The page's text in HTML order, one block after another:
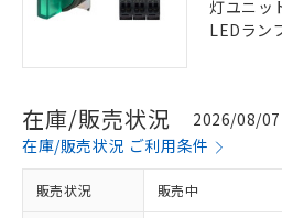
灯ユニッ
LEDラン
在庫/販売状況
2026/08/07
在庫/販売状況 ご利用条件
販売状況 販売中